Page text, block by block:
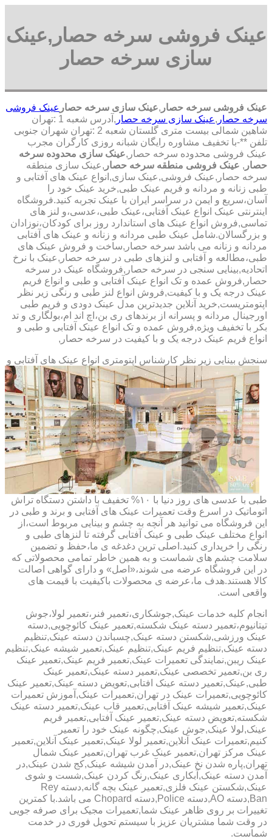
عینک فروشی سرخه حصار,عینک
سازی سرخه حصار
عینک فروشی سرخه حصار ,عینک سازی سرخه حصار عینک فروشی
سرخه حصار ,عینک سازی سرخه حصار
,آدرس شعبه 1 :تهران
شاهین شمالی بیست متری گلستان شعبه 2 :تهران شهران جنوبی
تلفن **-با تخفیف مشاوره رایگان شبانه روزی کارگران مجرب
عینک فروشی محدوده سرخه حصار,عینک سازی محدوده سرخه
حصار , عینک فروشی منطقه سرخه حصار ,عینک سازی منطقه
سرخه حصار,عینک فروشی,عینک سازی,انواع عینک های آفتابی و
طبی زنانه و مردانه و فریم عینک طبی,خرید عینک خود را
آسان،سریع و ایمن در سراسر ایران با عینک تجربه کنید.فروشگاه
اینترنتی عینک انواع عینک آفتابی،عینک طبی،عدسی،و لنز های
تماسی,فروش انواع عینک های استاندارد روز برای کودکان،نوزادان
و بزرگسالان.شامل عینک طبی مردانه و زنانه و عینک های آفتابی
مردانه و زنانه می باشد سرخه حصار,ساخت و فروش عینک های
طبی،مطالعه و آفتابی و لنزهای طبی در سرخه حصار,عینک با نرخ
اتحادیه,بینایی سنجی در سرخه حصار,فروشگاه عینک در سرخه
حصار,فروش عمده و تک انواع عینک آفتابی و طبی و انواع فریم
عینک درجه یک و با کیفیت,فروش انواع لنز طبی و رنگی زیر نظر
اپتومتریست,خرید آنلاین جدیدترین مدل عینک دودی و فریم طبی
اورجینال مردانه و پسرانه از برندهای ری بن،اچ اند ام،بولگاری و تد
بکر با تخفیف ویژه,فروش عمده و تک انواع عینک آفتابی و طبی و
انواع فریم عینک درجه یک و با کیفیت در سرخه حصار,
سنجش بینایی زیر نظر کارشناس اپتومتری انواع عینک های آفتابی و
طبی با عدسی های روز دنیا با ۱۰% تخفیف با داشتن دستگاه تراش
اتوماتیک در اسرع وقت تعمیرات عینک های آفتابی و برند و طبی در
این فروشگاه می توانید هر آنچه به چشم و بینایی مربوط است،از
انواع مختلف عینک طبی و عینک آفتابی گرفته تا لنزهای طبی و
رنگی را خریداری کنید.اصلی ترین دغدغه ی ما،حفظ و تضمین
سلامت چشم های شماست و به همین خاطر تمامی محصولاتی که
در این فروشگاه عرضه می شوند،«اصل» و دارای گواهی اصالت
کالا هستند.هدف ما،عرضه ی محصولات باکیفیت با قیمت های
واقعی است.
انجام کلیه خدمات عینک,جوشکاری،تعمیر فنر،تعمیر لولا،جوش
تیتانیوم،تعمیر دسته عینک شکسته,تعمیر عینک کائوچویی,دسته
عینک ورزشی,شکستن دسته عینک,چسباندن دسته عینک,تنظیم
دسته عینک,تنظیم فریم عینک,تنظیم عینک,تعمیر شیشه عینک,تنظیم
عینک ریبن,نمایندگی تعمیرات عینک,تعمیر فریم عینک,تعمیر عینک
ری بن,تعمیر تخصصی عینک,تعمیر دسته عینک,تعمیر عینک
طبی,عینک,تعمیر دسته عینک افتابی,تعویض دسته عینک,تعمیر عینک
کائوچویی,تعمیرات عینک در تهران,تعمیرات عینک,آموزش تعمیرات
عینک,تعمیر شیشه عینک آفتابی,تعمیر قاب عینک,تعمیر دسته عینک
شکسته,تعویض دسته عینک,تعمیر عینک آفتابی,تعمیر فریم
عینک,لولا عینک,جوش عینک,چگونه عینک خود را تعمیر
کنیم,تعمیرات عینک آنلاین,تعمیر لولا عینک,تعمیر عینک آنلاین,تعمیر
عینک مرکز تهران,تعمیر عینک غرب تهران,تعمیر عینک شمال
تهران,پاره شدن نخ عینک,در آمدن شیشه عینک,کج شدن عینک,در
آمدن دسته عینک,آبکاری عینک,رنگ کردن عینک,شست و شوی
عینک,شکستن عینک فلزی,تعمیر عینک بچه گانه,دسته Rey
Ban,دسته AO,دسته Police,دسته Chopard می باشد.با کمترین
تغییرات بر روی ظاهر عینک شما,تعمیرات مجیک برای صرفه جویی
در وقت شما مشتریان عزیز با سیستم تحویل فوری در خدمت
شماست.